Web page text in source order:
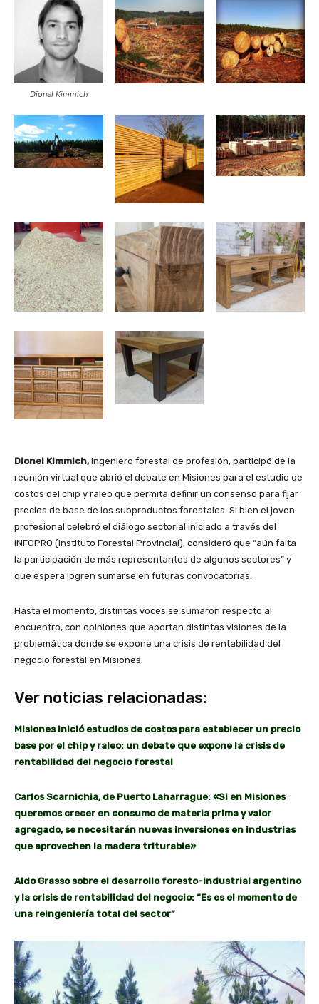
Dionel Kimmich
Dionel Kimmich,ingeniero forestal de profesión, participó de la
reunión virtual que abrió el debate en Misiones para el estudio de
costos del chip y raleo que permita definir un consenso para fijar
precios de base de los subproductos forestales. Si bien el joven
profesional celebró el diálogo sectorial iniciado a través del
INFOPRO (Instituto Forestal Provincial), consideró que “aún falta
la participación de más representantes de algunos sectores” y
que espera logren sumarse en futuras convocatorias.
Hasta el momento, distintas voces se sumaron respecto al
encuentro, con opiniones que aportan distintas visiones de la
problemática donde se expone una crisis de rentabilidad del
negocio forestal en Misiones.
Ver noticias relacionadas:
Misiones inició estudios de costos para establecer un precio
base por el chip y raleo: un debate que expone la crisis de
rentabilidad del negocio forestal
Carlos Scarnichia, de Puerto Laharrague: «Si en Misiones
queremos crecer en consumo de materia prima y valor
agregado, se necesitarán nuevas inversiones en industrias
que aprovechen la madera triturable»
Aldo Grasso sobre el desarrollo foresto-industrial argentino
y la crisis de rentabilidad del negocio: “Es es el momento de
una reingeniería total del sector”